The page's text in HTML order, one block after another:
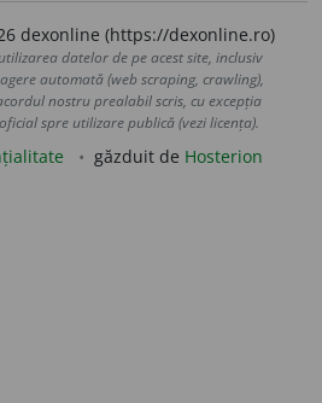
dexonline (https://dexonline.ro)
datelor de pe acest site, inclusiv
automată (web scraping, crawling),
nostru prealabil scris, cu excepția
spre utilizare publică (vezi licența).
găzduit de Hosterion